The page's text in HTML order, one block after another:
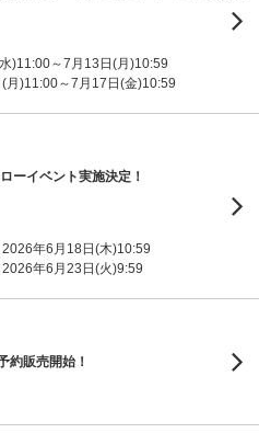
)11:00～7月13日(月)10:59
月)11:00～7月17日(金)10:59
ーイベント実施決定！
年6月18日(木)10:59
年6月23日(火)9:59
販売開始！